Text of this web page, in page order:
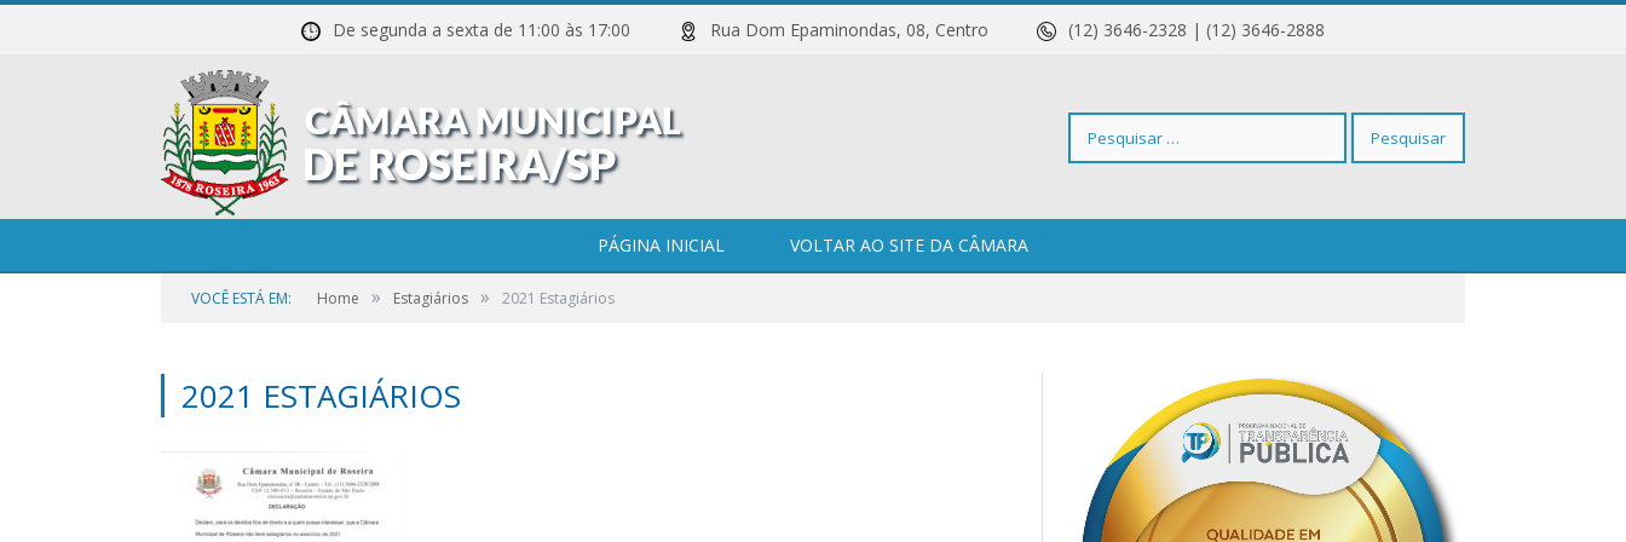
De segunda a sexta de 11:00 às 17:00 Rua Dom Epaminondas, 08, Centro (12) 3646-2328 | (12) 3646-2888
Pesquisar
PÁGINA INICIAL VOLTAR AO SITE DA CÂMARA
VOCÊ ESTÁ EM: Home » Estagiários » 2021 Estagiários
2021 ESTAGIÁRIOS